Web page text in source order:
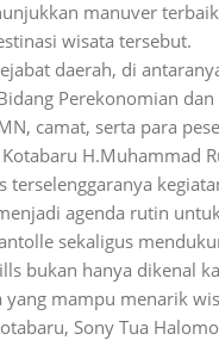
manuver
wisata tersebut.
daerah, di
Perekonomian
camat, serta para
H.Muhammad
terselenggaranya
agenda rutin
sekaligus
bukan hanya dikenal
mampu menarik
Sony Tua